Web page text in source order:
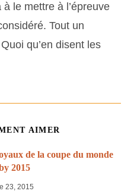
le mettre à l’épreuve
Tout un
qu’en disent les
AIMER
de la coupe du monde
2015
23, 2015